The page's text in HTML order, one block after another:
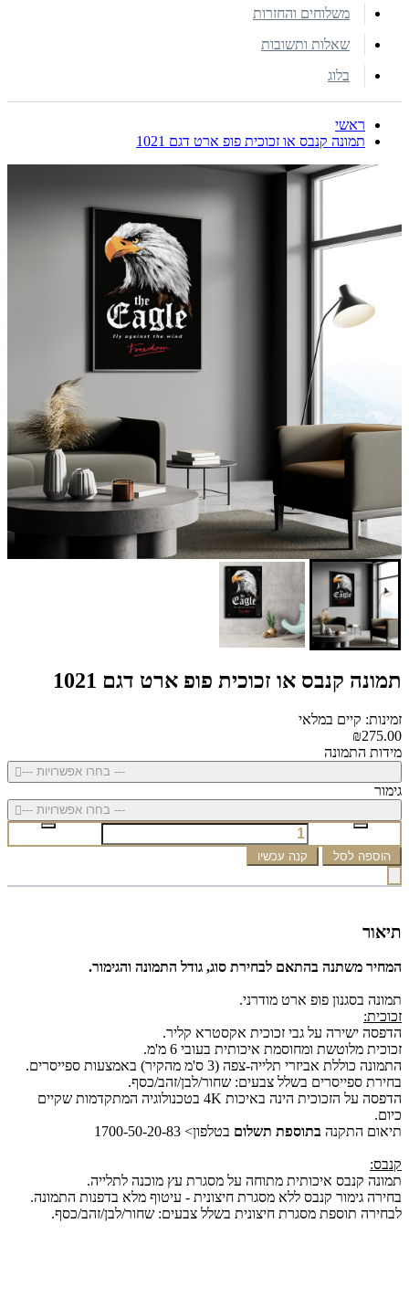
משלוחים והחזרות
שאלות ותשובות
בלוג
ראשי
תמונה קנבס או זכוכית פופ ארט דגם 1021
תמונה קנבס או זכוכית פופ ארט דגם 1021
זמינות: קיים במלאי
₪275.00
מידות התמונה
--- בחרו אפשרויות ---
גימור
--- בחרו אפשרויות ---
הוספה לסל קנה עכשיו
תיאור
המחיר משתנה בהתאם לבחירת סוג, גודל התמונה והגימור.
תמונה בסגנון פופ ארט מודרני.
זכוכית:
הדפסה ישירה על גבי זכוכית אקסטרא קליר.
זכוכית מלוטשת ומחוסמת איכותית בעובי 6 מ'מ.
התמונה כוללת אביזרי תלייה-צפה (3 ס'מ מהקיר) באמצעות ספייסרים.
בחירת ספייסרים בשלל צבעים: שחור/לבן/זהב/כסף.
הדפסה על הזכוכית הינה באיכות 4K בטכנולוגיה המתקדמות שקיים
כיום.
תיאום התקנה בתוספת תשלום בטלפון> 1700-50-20-83
קנבס:
תמונה קנבס איכותית מתוחה על מסגרת עץ מוכנה לתלייה.
בחירה גימור קנבס ללא מסגרת חיצונית - עיטוף מלא בדפנות התמונה.
לבחירה תוספת מסגרת חיצונית בשלל צבעים: שחור/לבן/זהב/כסף.